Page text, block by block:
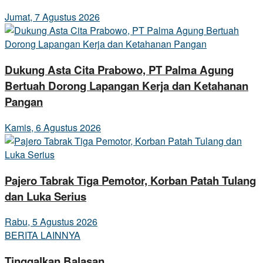
Jumat, 7 Agustus 2026
Dukung Asta Cita Prabowo, PT Palma Agung
Bertuah Dorong Lapangan Kerja dan Ketahanan
Pangan
Kamis, 6 Agustus 2026
Pajero Tabrak Tiga Pemotor, Korban Patah Tulang
dan Luka Serius
Rabu, 5 Agustus 2026
BERITA LAINNYA